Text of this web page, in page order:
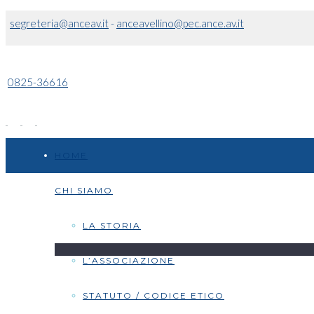
segreteria@anceav.it- anceavellino@pec.ance.av.it
0825-36616
CHI SIAMO
LA STORIA
L’ASSOCIAZIONE
STATUTO / CODICE ETICO